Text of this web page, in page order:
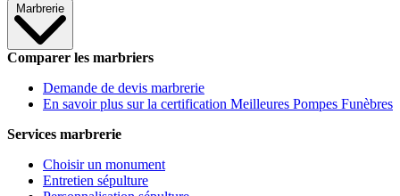
Marbrerie
Comparer les marbriers
Demande de devis marbrerie
En savoir plus sur la certification Meilleures Pompes Funèbres
Services marbrerie
Choisir un monument
Entretien sépulture